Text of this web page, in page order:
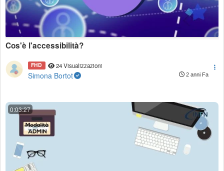
Cos'è l'accessibilità?
FHD 24 Visualizzazioni
Simona Bortot 2 anni Fa
0:03:27